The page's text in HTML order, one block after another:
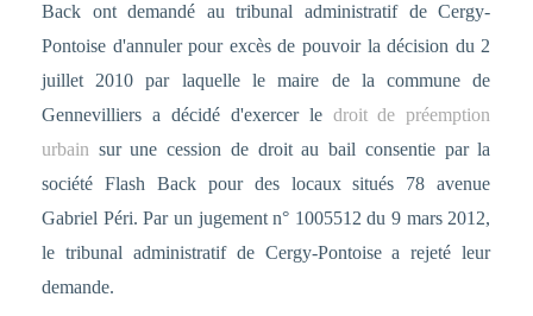
Back ont demandé au tribunal administratif de Cergy-
Pontoise d'annuler pour excès de pouvoir la décision du 2
juillet 2010 par laquelle le maire de la commune de
Gennevilliers a décidé d'exercer le droit de préemption
urbain sur une cession de droit au bail consentie par la
société Flash Back pour des locaux situés 78 avenue
Gabriel Péri. Par un jugement n° 1005512 du 9 mars 2012,
le tribunal administratif de Cergy-Pontoise a rejeté leur
demande.